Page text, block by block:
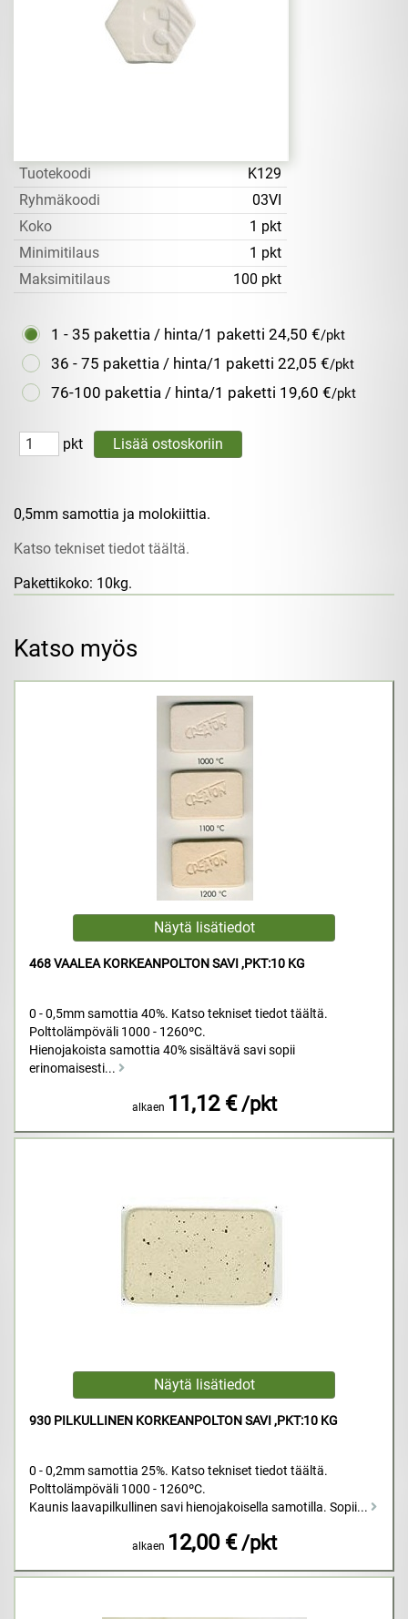
Tuotekoodi
K129
Ryhmäkoodi
03VI
Koko
1 pkt
Minimitilaus
1 pkt
Maksimitilaus
100 pkt
1 - 35 pakettia / hinta/1 paketti 24,50 €/pkt
36 - 75 pakettia / hinta/1 paketti 22,05 €/pkt
76-100 pakettia / hinta/1 paketti 19,60 €/pkt
pkt
0,5mm samottia ja molokiittia.
Katso tekniset tiedot täältä.
Pakettikoko: 10kg.
Katso myös
468 VAALEA KORKEANPOLTON SAVI ,PKT:10 KG
0 - 0,5mm samottia 40%. Katso tekniset tiedot täältä.
Polttolämpöväli 1000 - 1260ºC.
Hienojakoista samottia 40% sisältävä savi sopii
erinomaisesti...
alkaen 11,12 € /pkt
930 PILKULLINEN KORKEANPOLTON SAVI ,PKT:10 KG
0 - 0,2mm samottia 25%. Katso tekniset tiedot täältä.
Polttolämpöväli 1000 - 1260ºC.
Kaunis laavapilkullinen savi hienojakoisella samotilla. Sopii...
alkaen 12,00 € /pkt